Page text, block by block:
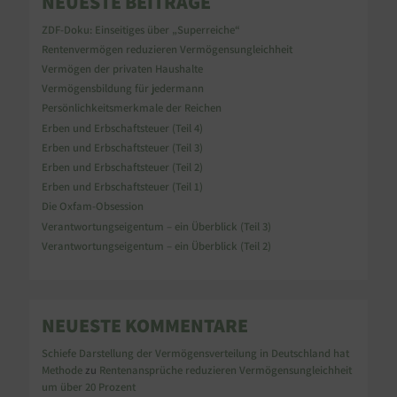
ZDF-Doku: Einseitiges über „Superreiche“
Rentenvermögen reduzieren Vermögensungleichheit
Vermögen der privaten Haushalte
Vermögensbildung für jedermann
Persönlichkeitsmerkmale der Reichen
Erben und Erbschaftsteuer (Teil 4)
Erben und Erbschaftsteuer (Teil 3)
Erben und Erbschaftsteuer (Teil 2)
Erben und Erbschaftsteuer (Teil 1)
Die Oxfam-Obsession
Verantwortungseigentum – ein Überblick (Teil 3)
Verantwortungseigentum – ein Überblick (Teil 2)
NEUESTE KOMMENTARE
Schiefe Darstellung der Vermögensverteilung in Deutschland hat
Methode zu Rentenansprüche reduzieren Vermögensungleichheit
um über 20 Prozent